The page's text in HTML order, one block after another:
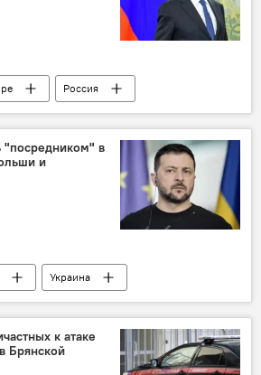
Россия
Лавров
Политика
Украина
переговоры
"посредником" в
и
Украина
Навроцкий
Гитанас Науседа
переговоры
к атаке
Брянской